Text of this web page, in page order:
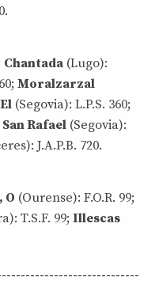
Chantada (Lugo):
Moralzarzal
(Segovia): L.P.S. 360;
San Rafael (Segovia):
J.A.P.B. 720.
O (Ourense): F.O.R. 99;
T.S.F. 99; Illescas